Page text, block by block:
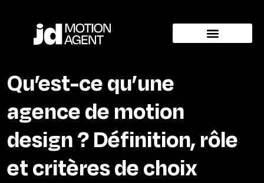
Qu’est-ce qu’une
agence de motion
design ? Définition, rôle
et critères de choix